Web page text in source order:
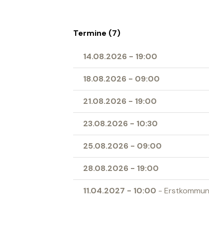
Termine (7)
14.08.2026 - 19:00
18.08.2026 - 09:00
21.08.2026 - 19:00
23.08.2026 - 10:30
25.08.2026 - 09:00
28.08.2026 - 19:00
11.04.2027 - 10:00 -